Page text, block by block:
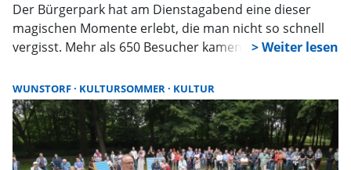
Der Bürgerpark hat am Dienstagabend eine dieser
magischen Momente erlebt, die man nicht so schnell
vergisst. Mehr als 650 Besucher kamen zur
Sie wurden mit einer poetisch-musikalischen Weltreise
belohnt.
WUNSTORF KULTURSOMMER KULTUR